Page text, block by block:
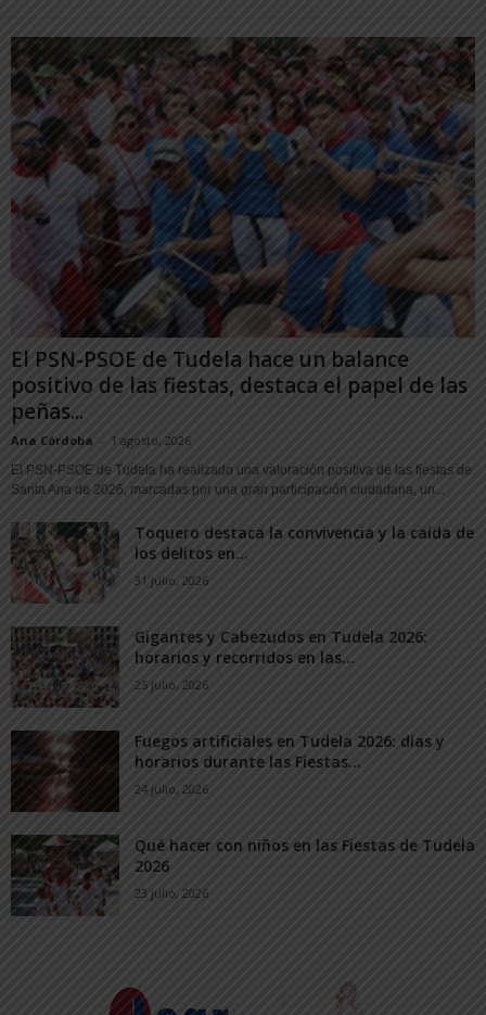
El PSN-PSOE de Tudela hace un balance
positivo de las fiestas, destaca el papel de las
peñas...
Ana Córdoba - 1 agosto, 2026
El PSN-PSOE de Tudela ha realizado una valoración positiva de las fiestas de
Santa Ana de 2026, marcadas por una gran participación ciudadana, un...
Toquero destaca la convivencia y la caída de
los delitos en...
31 julio, 2026
Gigantes y Cabezudos en Tudela 2026:
horarios y recorridos en las...
25 julio, 2026
Fuegos artificiales en Tudela 2026: días y
horarios durante las Fiestas...
24 julio, 2026
Qué hacer con niños en las Fiestas de Tudela
2026
23 julio, 2026